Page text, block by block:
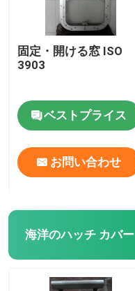
固定・開ける窓 ISO
3903
ベストプライス
お問い合わせ
海洋のハッチ カバー